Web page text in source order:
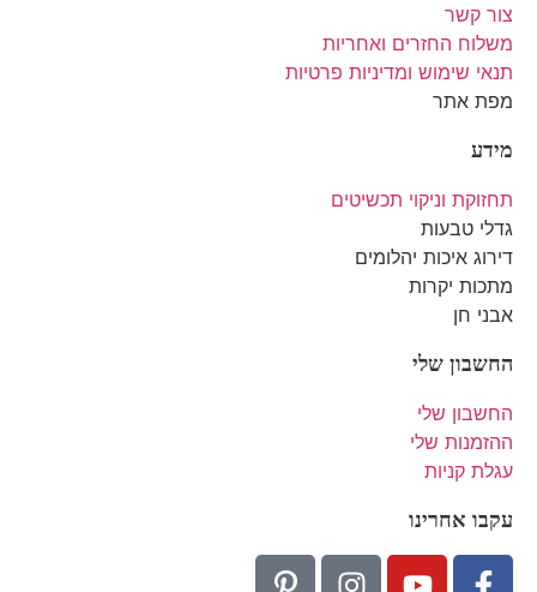
צור קשר
משלוח החזרים ואחריות
תנאי שימוש ומדיניות פרטיות
מפת אתר
מידע
תחזוקת וניקוי תכשיטים
גדלי טבעות
דירוג איכות יהלומים
מתכות יקרות
אבני חן
החשבון שלי
החשבון שלי
ההזמנות שלי
עגלת קניות
עקבו אחרינו